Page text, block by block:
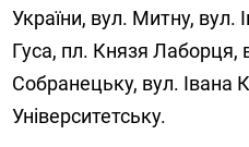
України, вул. Митну, вул.
Гуса, пл. Князя Лаборця,
Собранецьку, вул. Івана
Університетську.